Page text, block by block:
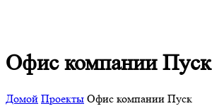
Офис компании Пуск
Домой Проекты Офис компании Пуск